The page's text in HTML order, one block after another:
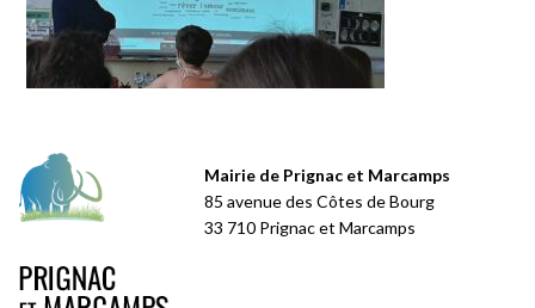
Mairie de Prignac et Marcamps
85 avenue des Côtes de Bourg
33 710 Prignac et Marcamps